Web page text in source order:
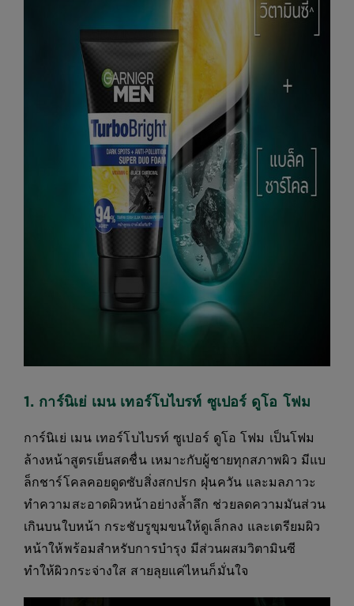
1. การ์นิเย่ เมน เทอร์โบไบรท์ ซูเปอร์ ดูโอ โฟม
การ์นิเย่ เมน เทอร์โบไบรท์ ซูเปอร์ ดูโอ โฟม เป็นโฟม
ล้างหน้าสูตรเย็นสดชื่น เหมาะกับผู้ชายทุกสภาพผิว มีแบ
ล็กชาร์โคลคอยดูดซับสิ่งสกปรก ฝุ่นควัน และมลภาวะ
ทำความสะอาดผิวหน้าอย่างล้ำลึก ช่วยลดความมันส่วน
เกินบนใบหน้า กระชับรูขุมขนให้ดูเล็กลง และเตรียมผิว
หน้าให้พร้อมสำหรับการบำรุง มีส่วนผสมวิตามินซี
ทำให้ผิวกระจ่างใส สายลุยแค่ไหนก็มั่นใจ